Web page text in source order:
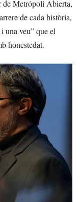
de Metrópoli Abierta,
de cada història,
una veu” que el
honestedat.